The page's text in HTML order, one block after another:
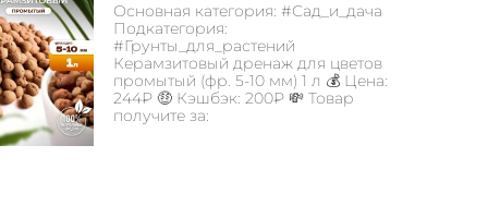
Основная категория: #Сад_и_дача
Подкатегория:
#Грунты_для_растений
Керамзитовый дренаж для цветов
промытый (фр. 5-10 мм) 1 л 💰 Цена:
244₽ 🤑 Кэшбэк: 200₽ 💸 Товар
получите за: